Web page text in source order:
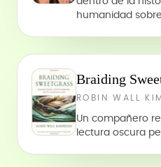
humanidad
Braiding
ROBIN WALL
Un compañero
lectura oscura